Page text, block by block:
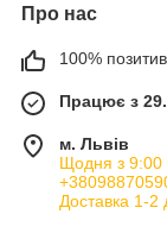
Про нас
100%
Працює з
м. Львів
Щодня з 9:00
Доставка 1-2